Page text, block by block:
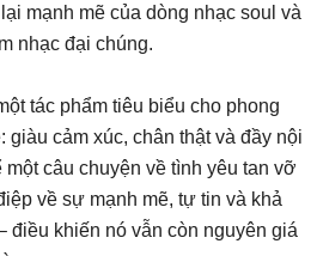
mạnh mẽ của dòng nhạc soul và
nhạc đại chúng.
tác phẩm tiêu biểu cho phong
giàu cảm xúc, chân thật và đầy nội
một câu chuyện về tình yêu tan vỡ
về sự mạnh mẽ, tự tin và khả
điều khiến nó vẫn còn nguyên giá